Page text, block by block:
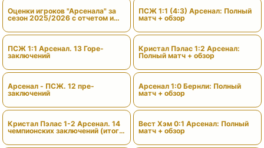
Оценки игроков "Арсенала" за
сезон 2025/2026 с отчетом и
вердиктами
ПСЖ 1:1 Арсенал. 13 Горе-
заключений
Арсенал - ПСЖ. 12 пре-
заключений
Кристал Пэлас 1-2 Арсенал. 14
чемпионских заключений (итоги
ПСЖ 1:1 (4:3) Арсенал: Полный
матч + обзор
Кристал Пэлас 1:2 Арсенал:
Полный матч + обзор
Арсенал 1:0 Бернли: Полный
матч + обзор
Вест Хэм 0:1 Арсенал: Полный
матч + обзор